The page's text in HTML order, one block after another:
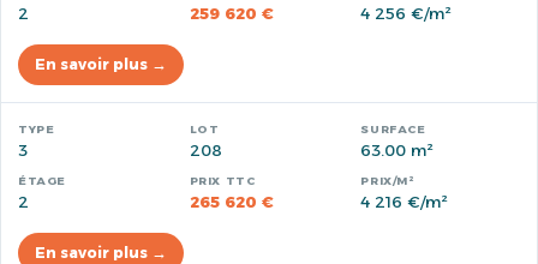
2 259 620 € 4 256 €/m²
En savoir plus →
3 208 63.00 m²
2 265 620 € 4 216 €/m²
En savoir plus →